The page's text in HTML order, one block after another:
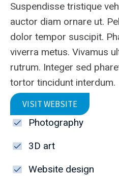
Suspendisse tristique
auctor diam ornare ut.
dolor tempor suscipit.
viverra metus. Vivamus
rutrum. Integer sed
tortor tincidunt interdum.
VISIT WEBSITE
Photography
3D art
Website design